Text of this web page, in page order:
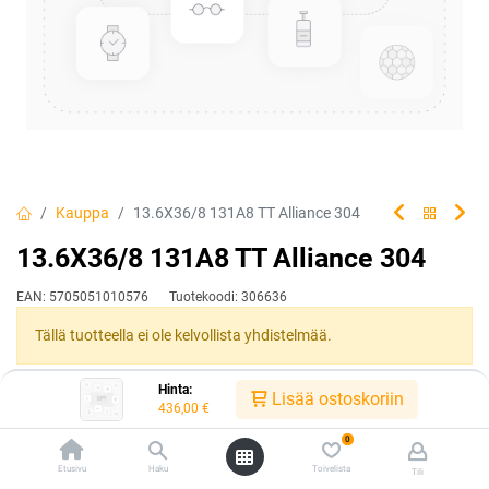
Hinta:
436,00 € Lisää ostoskoriin
Etusivu Haku
0
Toivelista Tili
Kauppa 13.6X36/8 131A8 TT Alliance 304
13.6X36/8 131A8 TT Alliance 304
EAN: 5705051010576 Tuotekoodi: 306636
Tällä tuotteella ei ole kelvollista yhdistelmää.
Toimitusehdot